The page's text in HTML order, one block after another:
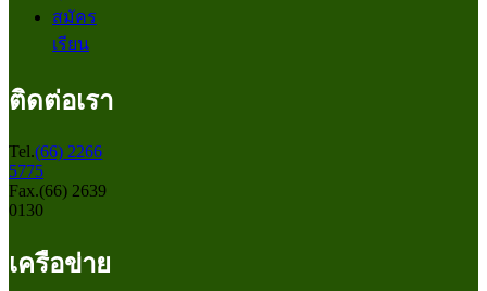
สมัคร
เรียน
ติดต่อเรา
Tel.(66) 2266
5775
Fax.(66) 2639
0130
เครือข่าย